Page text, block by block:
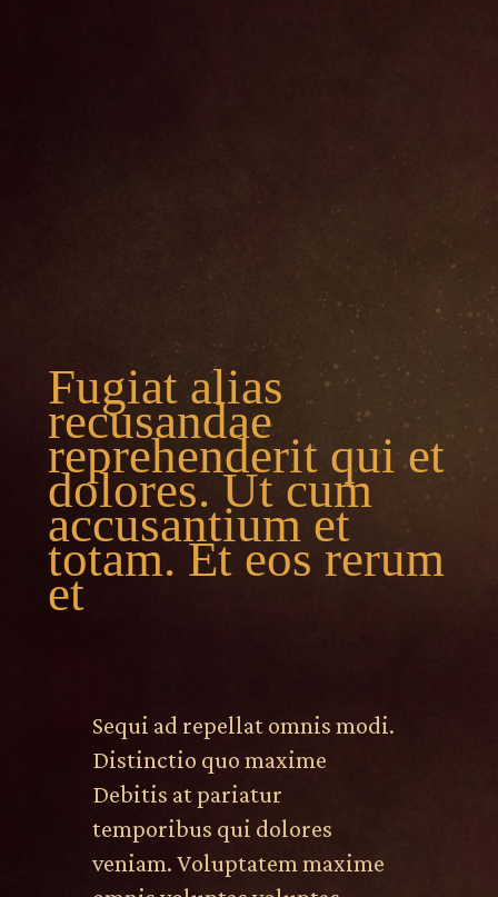
Fugiat alias
recusandae
reprehenderit qui et
dolores. Ut cum
accusantium et
totam. Et eos rerum
et
Sequi ad repellat omnis modi.
Distinctio quo maxime
Debitis at pariatur
temporibus qui dolores
veniam. Voluptatem maxime